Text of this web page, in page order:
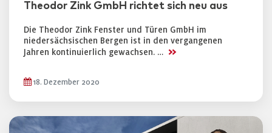
Theodor Zink GmbH richtet sich neu aus
Die Theodor Zink Fenster und Türen GmbH im
niedersächsischen Bergen ist in den vergangenen
Jahren kontinuierlich gewachsen. … >>
18. Dezember 2020